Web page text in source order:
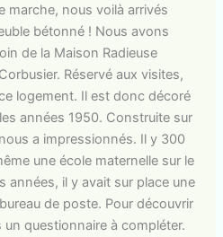
marche, nous voilà arrivés
bétonné ! Nous avons
de la Maison Radieuse
Réservé aux visites,
logement. Il est donc décoré
années 1950. Construite sur
a impressionnés. Il y 300
une école maternelle sur le
années, il y avait sur place une
de poste. Pour découvrir
questionnaire à compléter.